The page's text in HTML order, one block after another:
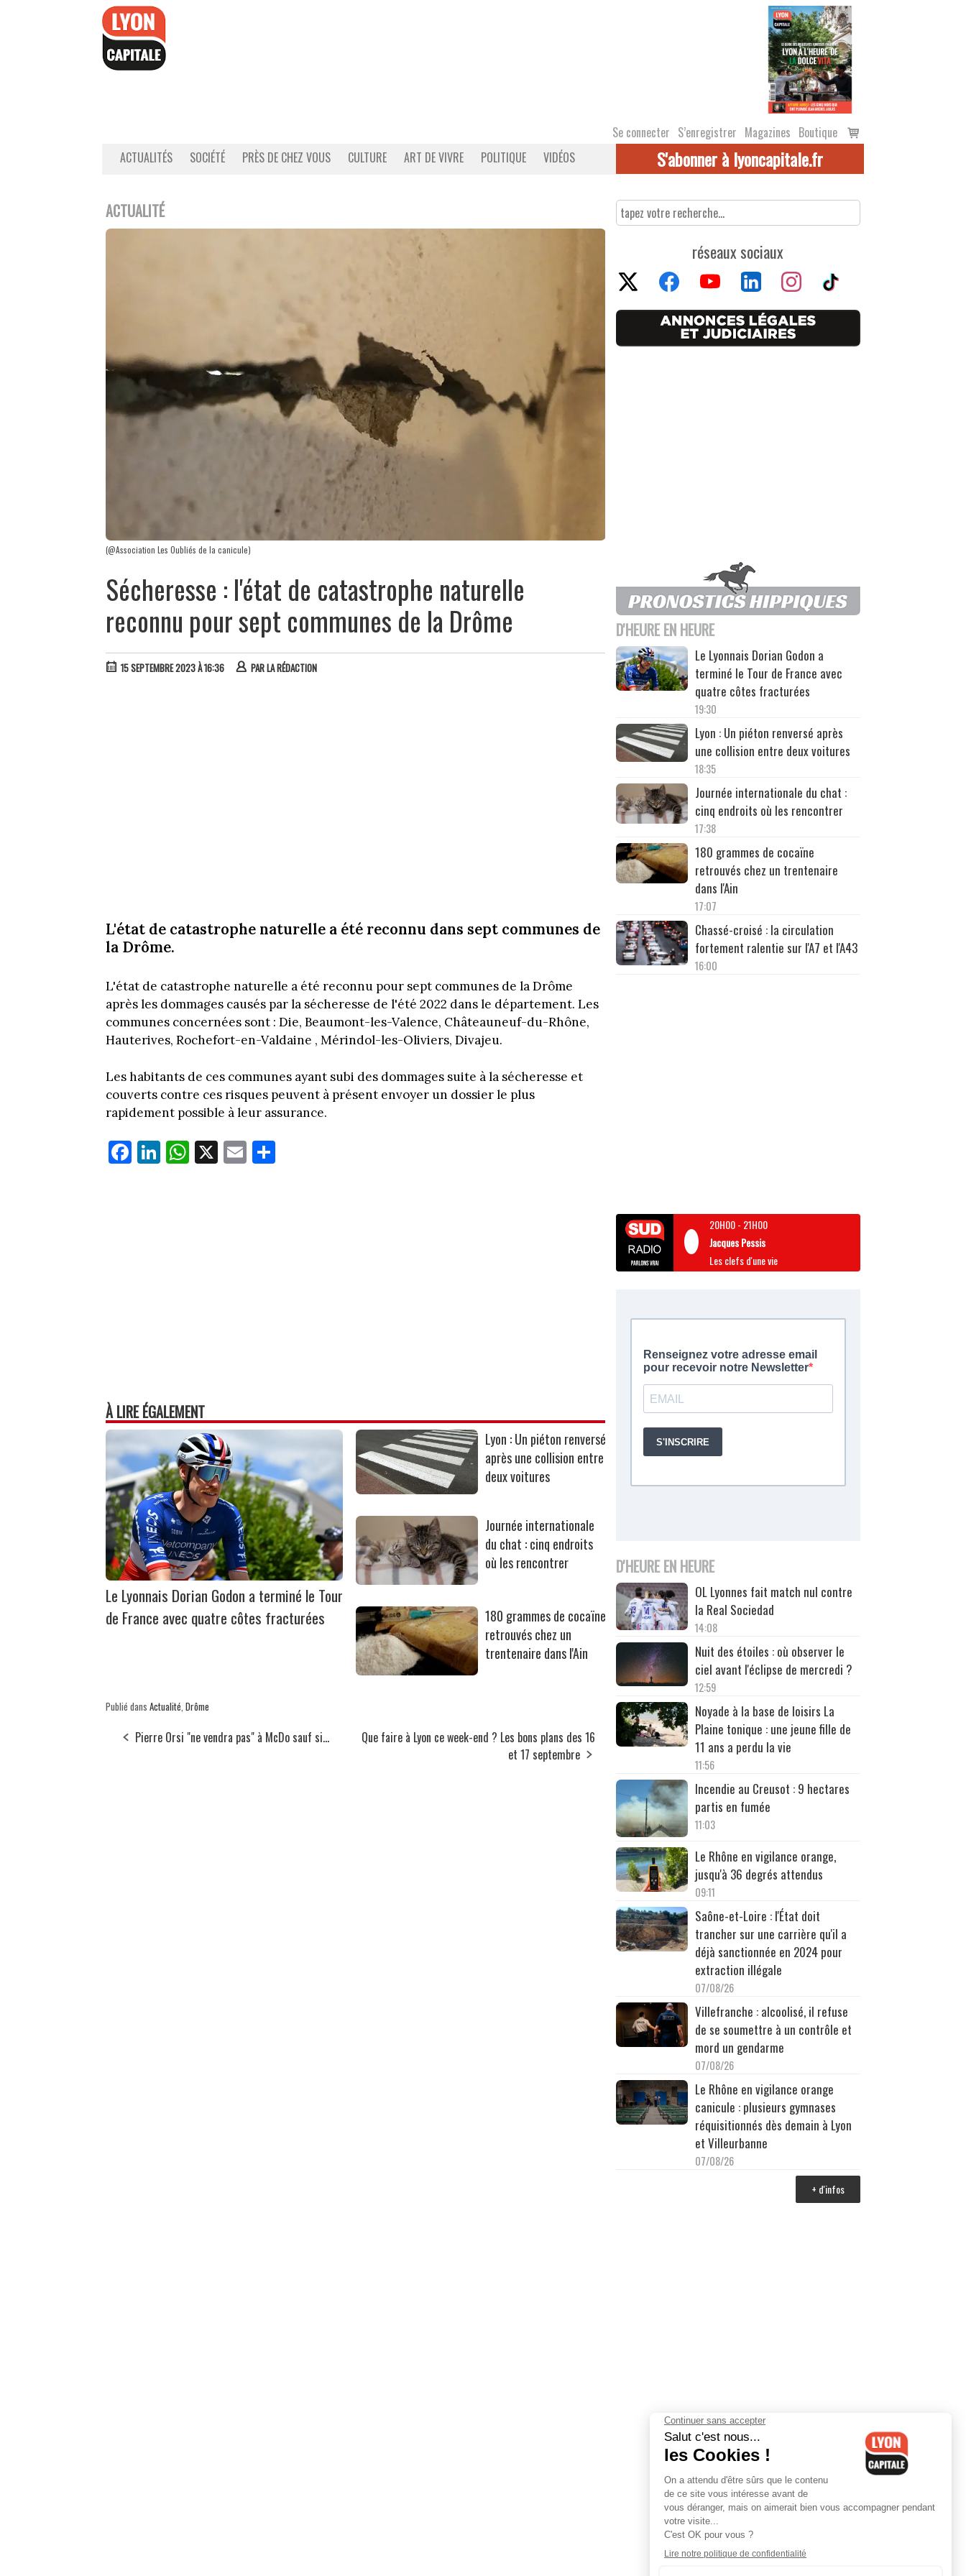
Se connecter S’enregistrer Magazines Boutique
Voir
le
ACTUALITÉS SOCIÉTÉ PRÈS DE CHEZ VOUS CULTURE ART DE VIVRE POLITIQUE VIDÉOS S'abonner à lyoncapitale.fr
ACTUALITÉ
(@Association Les Oubliés de la canicule)
Sécheresse : l'état de catastrophe naturelle
reconnu pour sept communes de la Drôme
15 SEPTEMBRE 2023 À 16:36 PARLA RÉDACTION
L'état de catastrophe naturelle a été reconnu dans sept communes de
la Drôme.
L'état de catastrophe naturelle a été reconnu pour sept communes de la Drôme
après les dommages causés par la sécheresse de l'été 2022 dans le département. Les
communes concernées sont : Die, Beaumont-les-Valence, Châteauneuf-du-Rhône,
Hauterives, Rochefort-en-Valdaine , Mérindol-les-Oliviers, Divajeu.
Les habitants de ces communes ayant subi des dommages suite à la sécheresse et
couverts contre ces risques peuvent à présent envoyer un dossier le plus
rapidement possible à leur assurance.
Fa
ce
Li
nk
W
ha
X E
m
À LIRE ÉGALEMENT
Le Lyonnais Dorian Godon a terminé le Tour
de France avec quatre côtes fracturées
Lyon : Un piéton renversé
après une collision entre
deux voitures
Journée internationale
du chat : cinq endroits
où les rencontrer
180 grammes de cocaïne
retrouvés chez un
trentenaire dans l'Ain
Publié dans Actualité, Drôme
Pierre Orsi "ne vendra pas" à McDo sauf si...
Que faire à Lyon ce week-end ? Les bons plans des 16
et 17 septembre
réseaux sociaux
D'HEURE EN HEURE
Le Lyonnais Dorian Godon a
terminé le Tour de France avec
quatre côtes fracturées
19:30
Lyon : Un piéton renversé après
une collision entre deux voitures
18:35
Journée internationale du chat :
cinq endroits où les rencontrer
17:38
180 grammes de cocaïne
retrouvés chez un trentenaire
dans l'Ain
17:07
Chassé-croisé : la circulation
fortement ralentie sur l'A7 et l'A43
16:00
20H00- 21H00
Jacques Pessis
Les clefs d'une vie
D'HEURE EN HEURE
OL Lyonnes fait match nul contre
la Real Sociedad
14:08
Nuit des étoiles : où observer le
ciel avant l'éclipse de mercredi ?
12:59
Noyade à la base de loisirs La
Plaine tonique : une jeune fille de
11 ans a perdu la vie
11:56
Incendie au Creusot : 9 hectares
partis en fumée
11:03
Le Rhône en vigilance orange,
jusqu'à 36 degrés attendus
09:11
Saône-et-Loire : l'État doit
trancher sur une carrière qu'il a
déjà sanctionnée en 2024 pour
extraction illégale
07/08/26
Villefranche : alcoolisé, il refuse
de se soumettre à un contrôle et
mord un gendarme
07/08/26
Le Rhône en vigilance orange
canicule : plusieurs gymnases
réquisitionnés dès demain à Lyon
et Villeurbanne
07/08/26
+ d'infos